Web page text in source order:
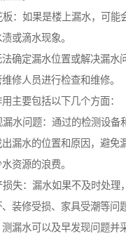
板：如果是楼上漏水，可能
或滴水现象。
确定漏水位置或解决漏水
修人员进行检查和维修。
主要包括以下几个方面：
漏水问题：通过的检测设备
漏水的位置和原因，避免
资源的浪费。
损失：漏水如果不及时处理
装修受损、家具受潮等问
漏水可以及早发现问题并